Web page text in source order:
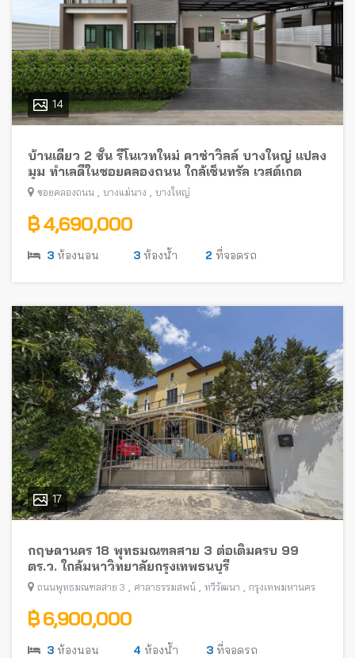
14
บ้านเดี่ยว 2 ชั้น รีโนเวทใหม่ คาซ่าวิลล์ บางใหญ่ แปลง
มุม ทำเลดีในซอยคลองถนน ใกล้เซ็นทรัล เวสต์เกต
ซอยคลองถนน , บางแม่นาง , บางใหญ่
฿ 4,690,000
3 ห้องนอน 3 ห้องน้ำ 2 ที่จอดรถ
17
กฤษดานคร 18 พุทธมณฑลสาย 3 ต่อเติมครบ 99
ตร.ว. ใกล้มหาวิทยาลัยกรุงเทพธนบุรี
ถนนพุทธมณฑลสาย 3 ศาลาธรรมสพน์ ทวีวัฒนา กรุงเทพมหานคร
฿ 6,900,000
3 ห้องนอน 4 ห้องน้ำ 3 ที่จอดรถ